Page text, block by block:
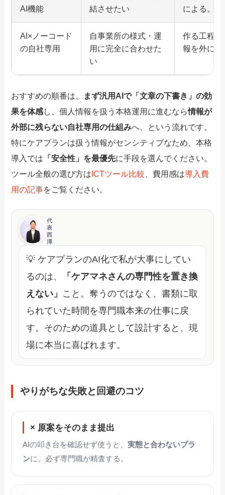
AI機能
結させたい
による。
AI×ノーコード
の自社専用
自事業所の様式・運
用に完全に合わせた
い
作る工程
報を外に
おすすめの順番は、
まず汎用AIで「文章の下書き」の効
果を体感し、個人情報を扱う本格運用に進むなら情報が
外部に残らない自社専用の仕組みへ、という流れです。
特にケアプランは扱う情報がセンシティブなため、本格
導入では 「安全性」を最優先に手段を選んでください。
ツール全般の選び方は ICTツール比較、費用感は導入費
用の記事をご覧ください。
代
表
西
澤
💡 ケアプランのAI化で私が大事にしてい
るのは、
「ケアマネさんの専門性を置き換
えない」 こと。奪うのではなく、書類に取
られていた時間を専門職本来の仕事に戻
す。そのための道具として設計すると、現
場に本当に喜ばれます。
やりがちな失敗と回避のコツ
× 原案をそのまま提出
AIの叩き台を確認せず使うと、実態と合わないプラ
ンに。必ず専門職が精査する。